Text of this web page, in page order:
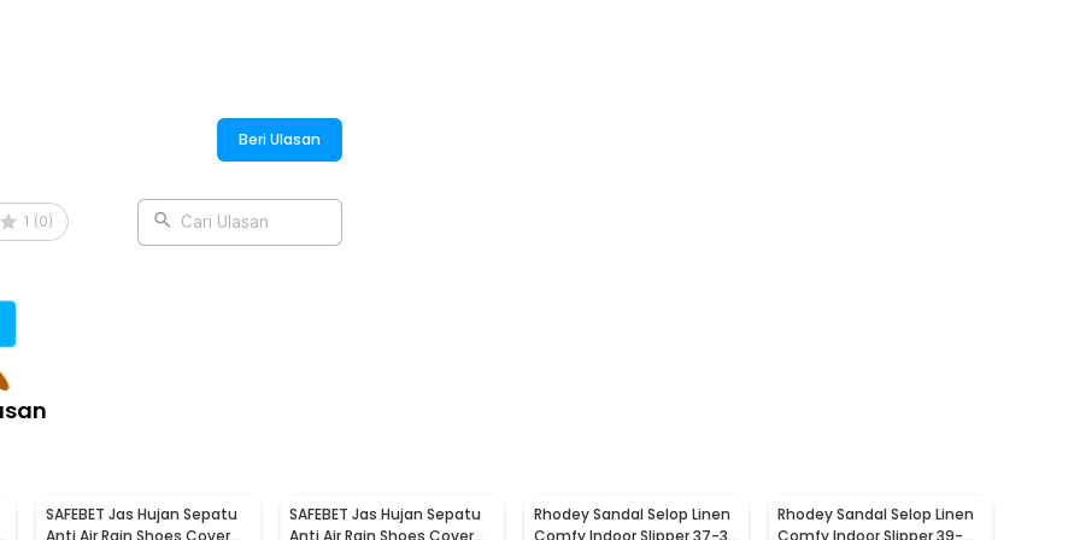
5D Massage Memory Foam - 5050
Beri Ulasan
1 (0) Cari Ulasan
SAFEBET Jas Hujan Sepatu
Anti Air Rain Shoes Cover
SAFEBET Jas Hujan Sepatu
Anti Air Rain Shoes Cover
Rhodey Sandal Selop Linen
Comfy Indoor Slipper 37-38
Rhodey Sandal Selop Linen
Comfy Indoor Slipper 39-